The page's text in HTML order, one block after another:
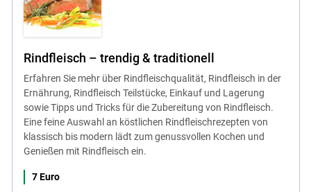
Rindfleisch – trendig & traditionell
Erfahren Sie mehr über Rindfleischqualität, Rindfleisch in der
Ernährung, Rindfleisch Teilstücke, Einkauf und Lagerung
sowie Tipps und Tricks für die Zubereitung von Rindfleisch.
Eine feine Auswahl an köstlichen Rindfleischrezepten von
klassisch bis modern lädt zum genussvollen Kochen und
Genießen mit Rindfleisch ein.
7 Euro